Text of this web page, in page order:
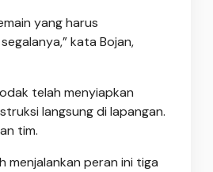
yang harus
kata Bojan,
telah menyiapkan
langsung di lapangan.
tim.
menjalankan peran ini tiga